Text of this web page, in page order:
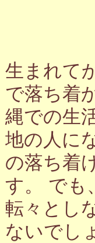
生まれて
で落ち着
縄での生
地の人に
の落ち着
す。 でも
転々とし
ないでし